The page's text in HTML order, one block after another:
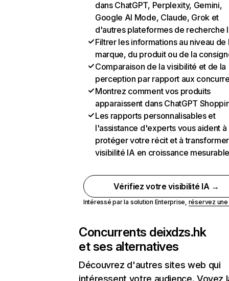
dans ChatGPT, Perplexity, Gemini,
Google AI Mode, Claude, Grok et
d'autres plateformes de recherche
Filtrer les informations au niveau de
marque, du produit ou de la
Comparaison de la visibilité et de la
perception par rapport aux
Montrez comment vos produits
apparaissent dans ChatGPT
Les rapports personnalisables et
l'assistance d'experts vous aident à
protéger votre récit et à
visibilité IA en croissance
Vérifiez votre visibilité IA →
Intéressé par la solution Enterprise, réservez
Concurrents deixdzs.hk
et ses alternatives
Découvrez d'autres sites web qui
intéressent votre audience. Voyez